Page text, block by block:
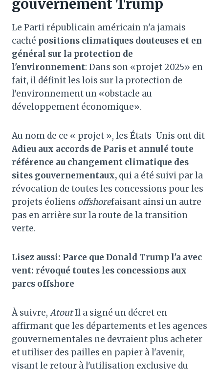
gouvernement Trump
Le Parti républicain américain n'a jamais
caché positions climatiques douteuses et en
général sur la protection de
l'environnement: Dans son «projet 2025» en
fait, il définit les lois sur la protection de
l'environnement un «obstacle au
développement économique».
Au nom de ce « projet », les États-Unis ont dit
Adieu aux accords de Paris et annulé toute
référence au changement climatique des
sites gouvernementaux, qui a été suivi par la
révocation de toutes les concessions pour les
projets éoliens offshorefaisant ainsi un autre
pas en arrière sur la route de la transition
verte.
Lisez aussi: Parce que Donald Trump l'a avec
vent: révoqué toutes les concessions aux
parcs offshore
À suivre, AtoutIl a signé un décret en
affirmant que les départements et les agences
gouvernementales ne devraient plus acheter
et utiliser des pailles en papier à l'avenir,
visant le retour à l'utilisation exclusive du